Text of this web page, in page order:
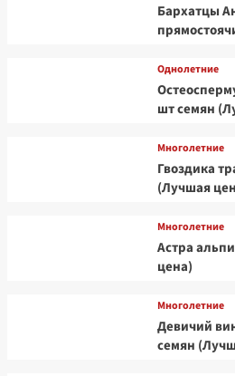
Бархатцы
Однолетние
шт семян
Многолетние
Гвоздика
(Лучшая
Многолетние
Астра
цена)
Многолетние
Девичий
семян